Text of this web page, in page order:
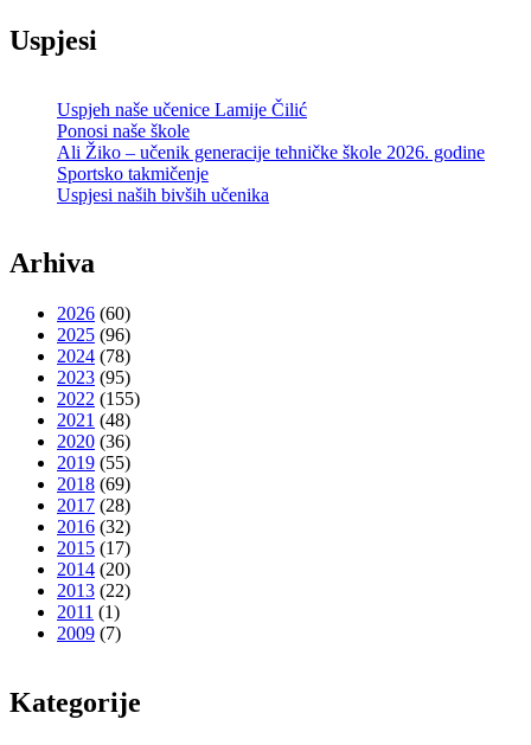
Uspjesi
Uspjeh naše učenice Lamije Čilić
Ponosi naše škole
Ali Žiko – učenik generacije tehničke škole 2026. godine
Sportsko takmičenje
Uspjesi naših bivših učenika
Arhiva
2026 (60)
2025 (96)
2024 (78)
2023 (95)
2022 (155)
2021 (48)
2020 (36)
2019 (55)
2018 (69)
2017 (28)
2016 (32)
2015 (17)
2014 (20)
2013 (22)
2011 (1)
2009 (7)
Kategorije